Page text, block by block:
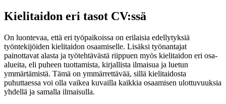
Kielitaidon eri tasot CV:ssä
On luontevaa, että eri työpaikoissa on erilaisia edellytyksiä
työntekijöiden kielitaidon osaamiselle. Lisäksi työnantajat
painottavat alasta ja työtehtävästä riippuen myös kielitaidon eri osa-
alueita, eli puheen tuottamista, kirjallista ilmaisua ja luetun
ymmärtämistä. Tämä on ymmärrettävää, sillä kielitaidosta
puhuttaessa voi olla vaikea kuvailla kaikkia osaamisen ulottuvuuksia
yhdellä ja samalla ilmaisulla.